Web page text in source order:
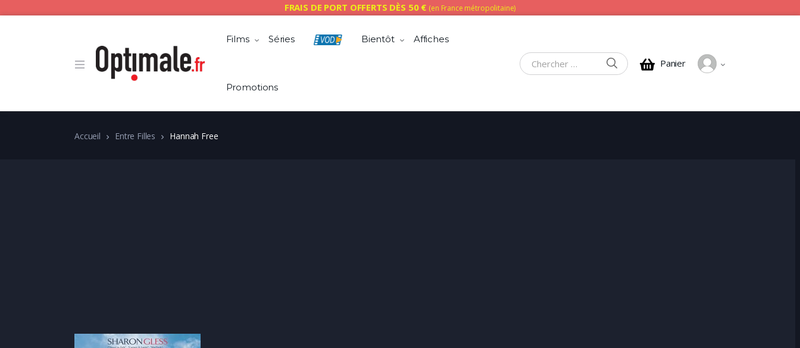
FRAIS DE PORT OFFERTS DÈS 50 € (en France métropolitaine)
Films Séries Bientôt Affiches
Promotions
Chercher :
CHERCHERPanier
Accueil Entre Filles Hannah Free